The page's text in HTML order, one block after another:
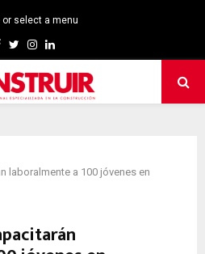
or select a menu
Facebook
TwitterInstagram
Linkedin
laboralmente a 100 jóvenes en